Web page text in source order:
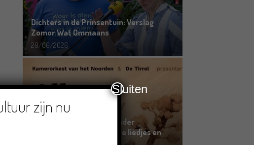
Dichters in de Prinsentuin: Verslag
Zomor Wat Ommaans
29/06/2026
Crowdfunding voor bijzonder
kinderboek met Groningse liedjes en
zijn nu
Sluiten